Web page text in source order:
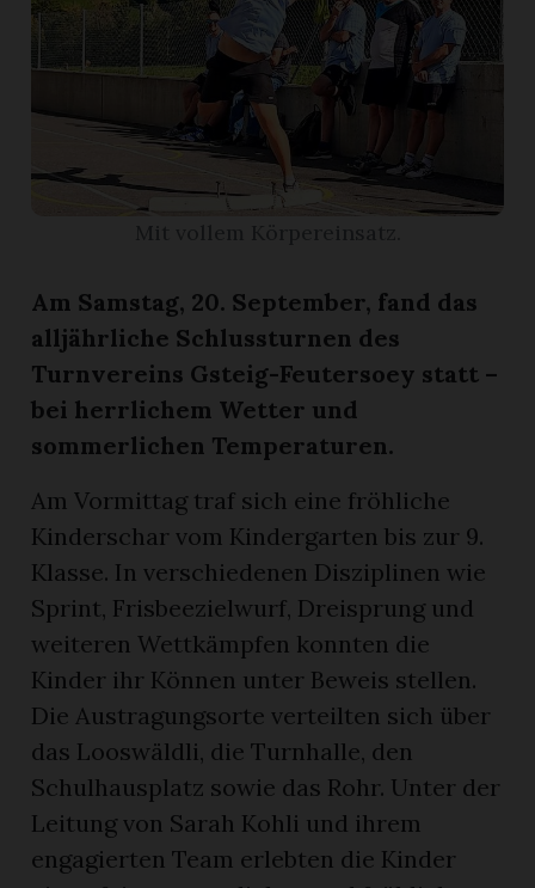
Am Samstag, 20. September, fand das
alljährliche Schlussturnen des
Turnvereins Gsteig-Feutersoey statt –
bei herrlichem Wetter und
sommerlichen Temperaturen.
Am Vormittag traf sich eine fröhliche
Kinderschar vom Kindergarten bis zur 9.
Klasse. In verschiedenen Disziplinen wie
Sprint, Frisbeezielwurf, Dreisprung und
weiteren Wettkämpfen konnten die
Kinder ihr Können unter Beweis stellen.
Die Austragungsorte verteilten sich über
das Looswäldli, die Turnhalle, den
Schulhausplatz sowie das Rohr. Unter der
Leitung von Sarah Kohli und ihrem
engagierten Team erlebten die Kinder